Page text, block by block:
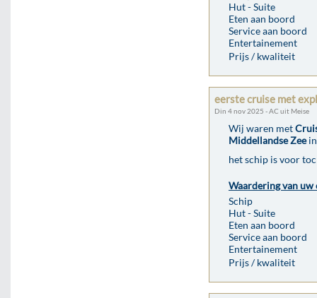
Hut - Suite
Eten aan boord
Service aan boord
Entertainement
Prijs / kwaliteit
eerste cruise met
Din 4 nov 2025 - AC uit Meise
Wij waren met
Middellandse Zeein
het schip is voor
Waardering van uw
Schip
Hut - Suite
Eten aan boord
Service aan boord
Entertainement
Prijs / kwaliteit